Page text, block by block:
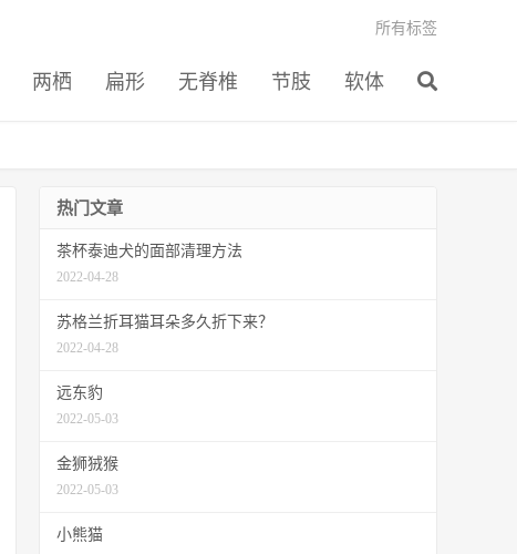
两栖 扁形 无脊椎 节肢 软体
所有标签
热门文章
茶杯泰迪犬的面部清理方法
2022-04-28
苏格兰折耳猫耳朵多久折下来？
2022-04-28
远东豹
2022-05-03
金狮狨猴
2022-05-03
小熊猫